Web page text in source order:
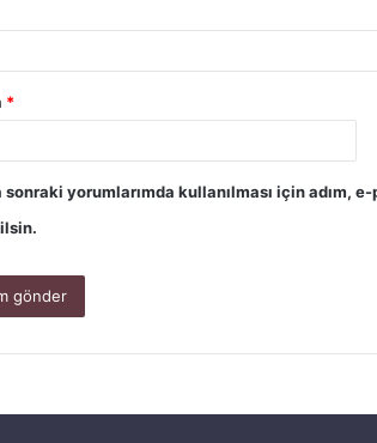
*
sonraki yorumlarımda kullanılması için adım,